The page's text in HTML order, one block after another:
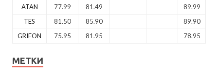
ATAN 77.99 81.49
89.99
TES
81.50 85.90
89.90
GRIFON
75.95 81.95 78.95
МЕТКИ